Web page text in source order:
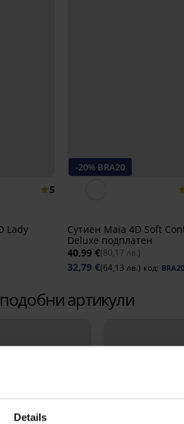
Details
5
Lady
-20% BRA20
Сутиен Maia 4D Soft
Deluxe подплатен
40,99 €(80,17 лв.)
32,79 €(64,13 лв.) код: BRA20
артикули